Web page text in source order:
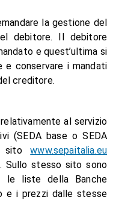
la gestione del
debitore. Il debitore
e quest’ultima si
e conservare i mandati
creditore.
al servizio
(SEDA base o SEDA
sitowww.sepaitalia.eu
Sullo stesso sito sono
le liste della Banche
e i prezzi dalle stesse